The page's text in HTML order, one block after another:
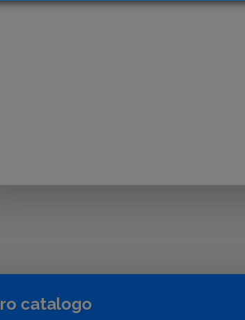
catalogo